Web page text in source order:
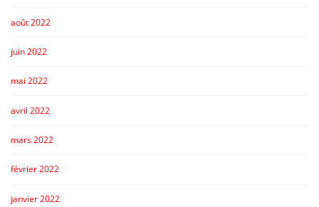
août 2022
juin 2022
mai 2022
avril 2022
mars 2022
février 2022
janvier 2022